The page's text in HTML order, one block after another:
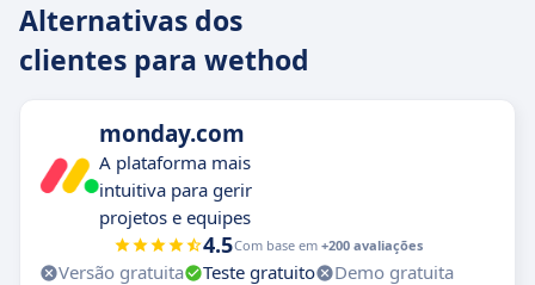
Alternativas dos
clientes para wethod
monday.com
A plataforma mais
intuitiva para gerir
projetos e equipes
4.5Com base em +200 avaliações
Versão gratuita Teste gratuito
Demo gratuita